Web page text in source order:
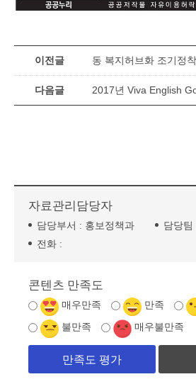
이전글
다음글 2017년 Viva English
자료관리담당자
담당부서 : 홍보정책과 담당팀
전화 :
콘텐츠 만족도
매우만족 만족
불만족 매우불만족